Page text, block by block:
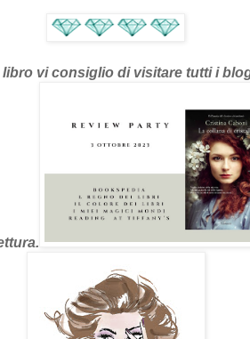
vi consiglio di visitare tutti i